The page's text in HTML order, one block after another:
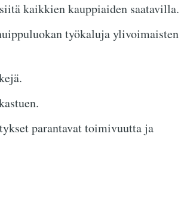
kaikkien kauppiaiden saatavilla.
työkaluja ylivoimaisten
parantavat toimivuutta ja